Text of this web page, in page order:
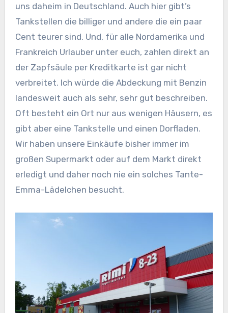
uns daheim in Deutschland. Auch hier gibt’s
Tankstellen die billiger und andere die ein paar
Cent teurer sind. Und, für alle Nordamerika und
Frankreich Urlauber unter euch, zahlen direkt an
der Zapfsäule per Kreditkarte ist gar nicht
verbreitet. Ich würde die Abdeckung mit Benzin
landesweit auch als sehr, sehr gut beschreiben.
Oft besteht ein Ort nur aus wenigen Häusern, es
gibt aber eine Tankstelle und einen Dorfladen.
Wir haben unsere Einkäufe bisher immer im
großen Supermarkt oder auf dem Markt direkt
erledigt und daher noch nie ein solches Tante-
Emma-Lädelchen besucht.